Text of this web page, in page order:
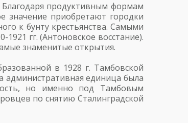
продуктивным формам
значение приобретают городки
к бунту крестьянства. Самыми
гг. (Антоновское восстание).
знаменитые открытия.
в 1928 г. Тамбовской
административная единица была
но именно под Тамбовым
по снятию Сталинградской